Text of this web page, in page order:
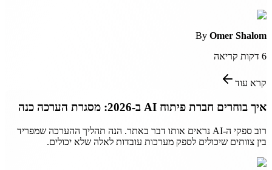
By Omer Shalom
6 דקות קריאה
קרא עוד
איך בוחרים חברת פיתוח AI ב-2026: מסגרת הערכה כנה
רוב ספקי ה-AI נראים אותו דבר באתר. הנה תהליך ההערכה שמפריד
בין צוותים שיכולים לספק מערכות עובדות לאלה שלא יכולים.